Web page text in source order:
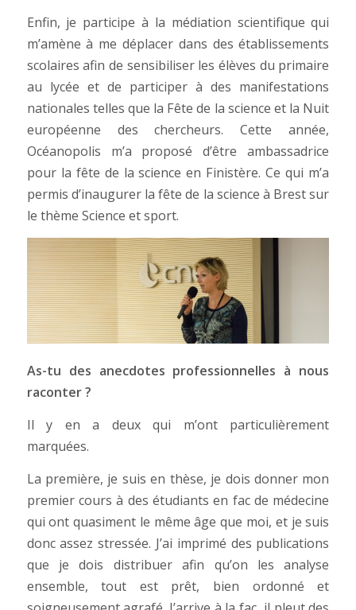
Enfin, je participe à la médiation scientifique qui
m’amène à me déplacer dans des établissements
scolaires afin de sensibiliser les élèves du primaire
au lycée et de participer à des manifestations
nationales telles que la Fête de la science et la Nuit
européenne des chercheurs. Cette année,
Océanopolis m’a proposé d’être ambassadrice
pour la fête de la science en Finistère. Ce qui m’a
permis d’inaugurer la fête de la science à Brest sur
le thème Science et sport.
As-tu des anecdotes professionnelles à nous
raconter ?
Il y en a deux qui m’ont particulièrement
marquées.
La première, je suis en thèse, je dois donner mon
premier cours à des étudiants en fac de médecine
qui ont quasiment le même âge que moi, et je suis
donc assez stressée. J’ai imprimé des publications
que je dois distribuer afin qu’on les analyse
ensemble, tout est prêt, bien ordonné et